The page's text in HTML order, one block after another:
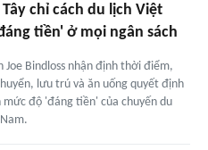
Tây chỉ cách du lịch Việt
tiền' ở mọi ngân sách
Joe Bindloss nhận định thời điểm,
lưu trú và ăn uống quyết định
mức độ 'đáng tiền' của chuyến du